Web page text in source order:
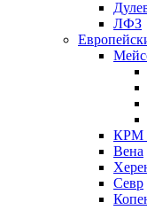
ЛФЗ
КРМ
Вена
Севр